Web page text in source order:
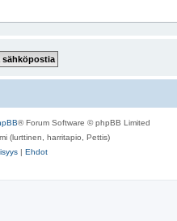
® Forum Software © phpBB Limited
(lurttinen, harritapio, Pettis)
| Ehdot